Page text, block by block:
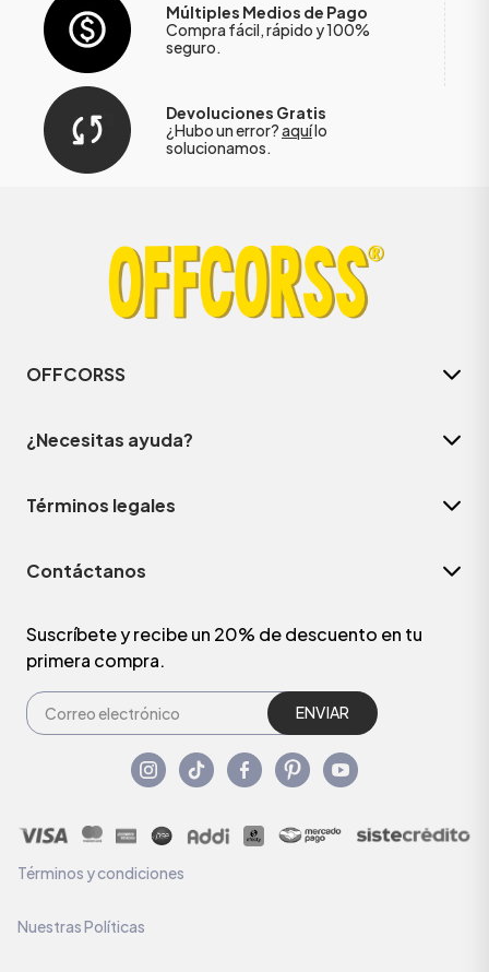
Múltiples Medios de Pago
Compra fácil, rápido y 100%
seguro.
Devoluciones Gratis
¿Hubo un error?aquílo
solucionamos.
OFFCORSS
¿Necesitas ayuda?
Términos legales
Contáctanos
Suscríbete y recibe un 20% de descuento en tu
primera compra.
ENVIAR
Términos y condiciones
Nuestras Políticas